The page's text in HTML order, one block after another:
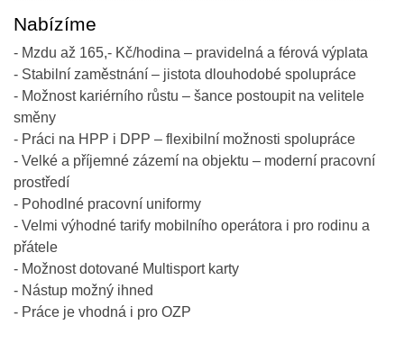
Nabízíme
- Mzdu až 165,- Kč/hodina – pravidelná a férová výplata
- Stabilní zaměstnání – jistota dlouhodobé spolupráce
- Možnost kariérního růstu – šance postoupit na velitele
směny
- Práci na HPP i DPP – flexibilní možnosti spolupráce
- Velké a příjemné zázemí na objektu – moderní pracovní
prostředí
- Pohodlné pracovní uniformy
- Velmi výhodné tarify mobilního operátora i pro rodinu a
přátele
- Možnost dotované Multisport karty
- Nástup možný ihned
- Práce je vhodná i pro OZP